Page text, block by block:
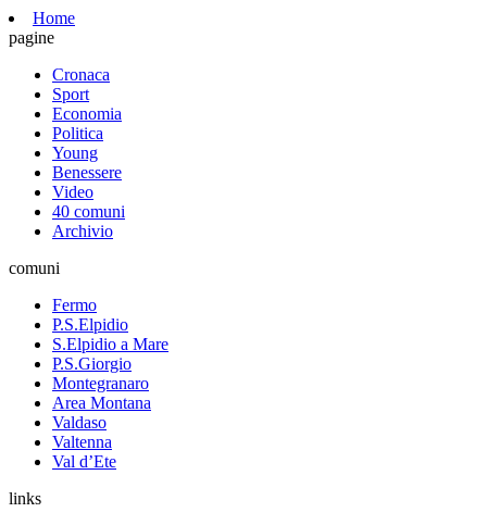
Home
pagine
Cronaca
Sport
Economia
Politica
Young
Benessere
Video
40 comuni
Archivio
comuni
Fermo
P.S.Elpidio
S.Elpidio a Mare
P.S.Giorgio
Montegranaro
Area Montana
Valdaso
Valtenna
Val d’Ete
links